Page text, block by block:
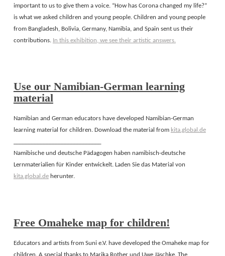
important to us to give them a voice. “How has Corona changed my life?”
is what we asked children and young people. Children and young people
from Bangladesh, Bolivia, Germany, Namibia, and Spain sent us their
contributions. In this exhibition, we see their artistic answers.
Use our Namibian-German learning
material
Namibian and German educators have developed Namibian-German
learning material for children. Download the material from kita.global.de
Namibische und deutsche Pädagogen haben namibisch-deutsche
Lernmaterialien für Kinder entwickelt. Laden Sie das Material von
kita.global.deherunter.
Free Omaheke map for children!
Educators and artists from Suni e.V. have developed the Omaheke map for
children. A special thanks to Marika Rother und Uwe Jäschke. The